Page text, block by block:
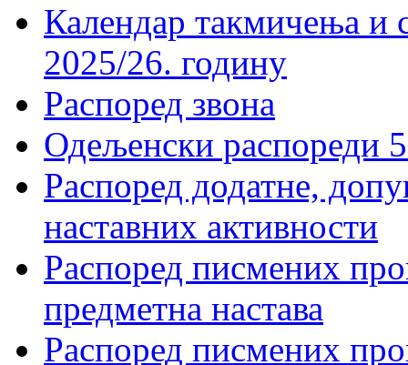
Календар такмичења
2025/26. годину
Распоред звона
Одељенски распореди
Распоред додатне,
наставних активности
Распоред писмених
предметна настава
Распоред писмених